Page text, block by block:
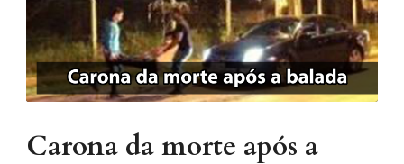
Carona da morte após a